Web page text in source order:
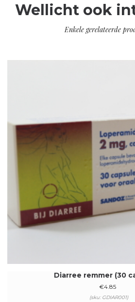
Wellicht ook
Enkele gerelateerde
Diarree remmer (30
€4.85
(sku: GDIAR001)